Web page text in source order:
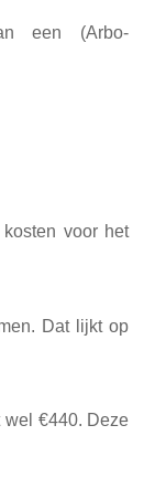
een (Arbo-
voor het
Dat lijkt op
€440. Deze